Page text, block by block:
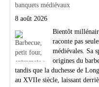
banquets médiévaux
8 août 2026
Bientôt
raconte pas
médiévales. Sa
origines du
tandis que la duchesse de
au XVIIe siècle, laissant